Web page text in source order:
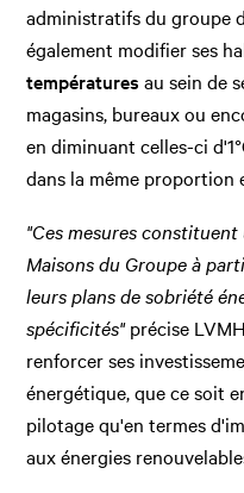
administratifs du groupe
également modifier ses
températures au sein de
magasins, bureaux ou
en diminuant celles-ci
dans la même proportion
"Ces mesures
Maisons du Groupe à
leurs plans de sobriété
spécificités"précise
renforcer ses
énergétique, que ce soit
pilotage qu'en termes
aux énergies